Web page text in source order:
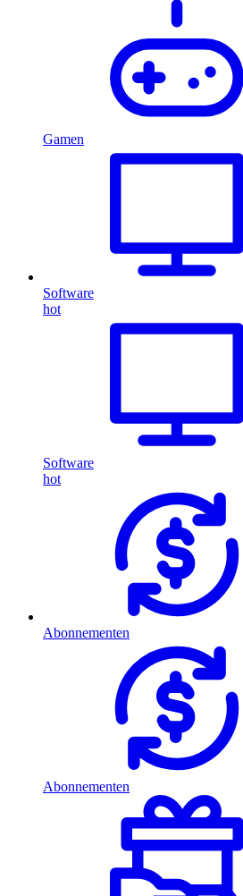
Gamen
Software
hot
Software
hot
Abonnementen
Abonnementen